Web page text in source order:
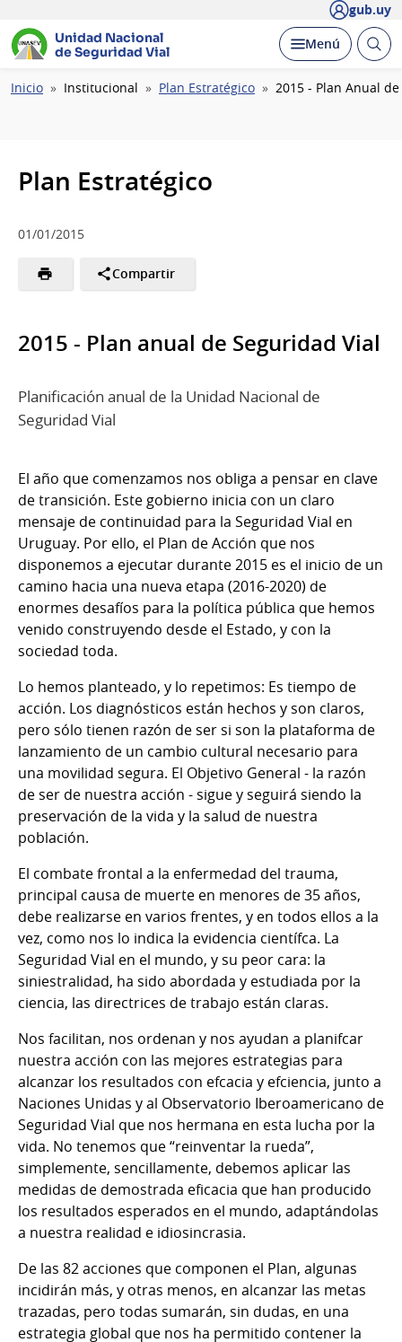
gub.uy
Unidad Nacional
de Seguridad Vial
Desplegar
Menú Abrir
Ruta
Inicio Institucional Plan Estratégico 2015 - Plan Anual
Plan Estratégico
01/01/2015
Compartir
2015 - Plan anual de Seguridad Vial
Planificación anual de la Unidad Nacional de
Seguridad Vial
El año que comenzamos nos obliga a pensar en clave
de transición. Este gobierno inicia con un claro
mensaje de continuidad para la Seguridad Vial en
Uruguay. Por ello, el Plan de Acción que nos
disponemos a ejecutar durante 2015 es el inicio de un
camino hacia una nueva etapa (2016-2020) de
enormes desafíos para la política pública que hemos
venido construyendo desde el Estado, y con la
sociedad toda.
Lo hemos planteado, y lo repetimos: Es tiempo de
acción. Los diagnósticos están hechos y son claros,
pero sólo tienen razón de ser si son la plataforma de
lanzamiento de un cambio cultural necesario para
una movilidad segura. El Objetivo General - la razón
de ser de nuestra acción - sigue y seguirá siendo la
preservación de la vida y la salud de nuestra
población.
El combate frontal a la enfermedad del trauma,
principal causa de muerte en menores de 35 años,
debe realizarse en varios frentes, y en todos ellos a la
vez, como nos lo indica la evidencia científca. La
Seguridad Vial en el mundo, y su peor cara: la
siniestralidad, ha sido abordada y estudiada por la
ciencia, las directrices de trabajo están claras.
Nos facilitan, nos ordenan y nos ayudan a planifcar
nuestra acción con las mejores estrategias para
alcanzar los resultados con efcacia y efciencia, junto a
Naciones Unidas y al Observatorio Iberoamericano de
Seguridad Vial que nos hermana en esta lucha por la
vida. No tenemos que “reinventar la rueda”,
simplemente, sencillamente, debemos aplicar las
medidas de demostrada eficacia que han producido
los resultados esperados en el mundo, adaptándolas
a nuestra realidad e idiosincrasia.
De las 82 acciones que componen el Plan, algunas
incidirán más, y otras menos, en alcanzar las metas
trazadas, pero todas sumarán, sin dudas, en una
estrategia global que nos ha permitido contener la